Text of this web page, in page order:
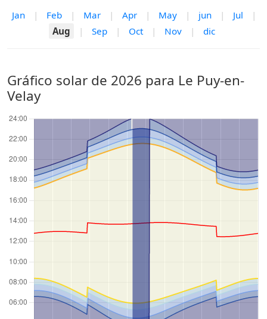
Jan | Feb | Mar | Apr | May | jun | Jul
|
Aug
| Sep | Oct | Nov | dic
Gráfico solar de 2026 para Le Puy-en-
Velay